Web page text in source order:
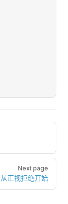
Next page
正视拒绝开始